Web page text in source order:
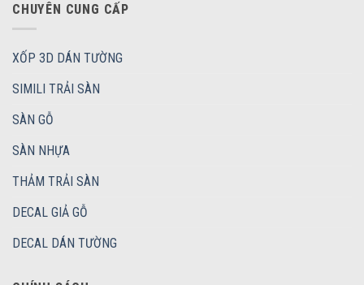
CHUYÊN CUNG CẤP
XỐP 3D DÁN TƯỜNG
SIMILI TRẢI SÀN
SÀN GỖ
SÀN NHỰA
THẢM TRẢI SÀN
DECAL GIẢ GỖ
DECAL DÁN TƯỜNG